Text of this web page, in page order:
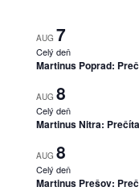
AUG 7
Celý deň
Martinus Poprad:
AUG 8
Celý deň
Martinus Nitra:
AUG 8
Celý deň
Martinus Prešov: